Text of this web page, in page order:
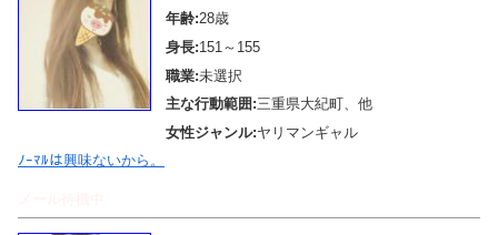
年齢:28歳
身長:151～155
職業:未選択
主な行動範囲:三重県大紀町、他
女性ジャンル:ヤリマンギャル
ﾉｰﾏﾙは興味ないから。